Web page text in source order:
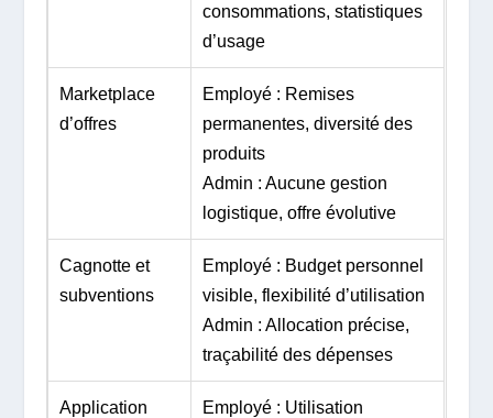
consommations, statistiques
d’usage
Marketplace
d’offres
Employé : Remises
permanentes, diversité des
produits
Admin : Aucune gestion
logistique, offre évolutive
Cagnotte et
subventions
Employé : Budget personnel
visible, flexibilité d’utilisation
Admin : Allocation précise,
traçabilité des dépenses
Application
Employé : Utilisation